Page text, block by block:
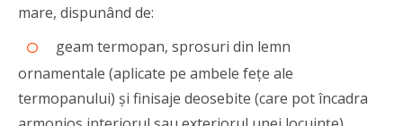
mare, dispunând de:
geam termopan, sprosuri din lemn
ornamentale (aplicate pe ambele fețe ale
termopanului) și finisaje deosebite (care pot încadra